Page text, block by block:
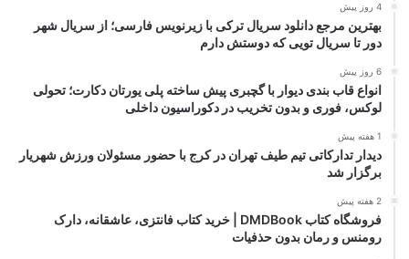
4 روز پیش
بهترین مرجع دانلود سریال ترکی با زیرنویس فارسی؛ از سریال شهر
دور تا سریال تویی که دوستش دارم
6 روز پیش
انواع قاب بندی دیوار با گچبری پیش ساخته پلی یورتان دکارت؛ تحولی
لوکس، فوری و بدون تخریب در دکوراسیون داخلی
1 هفته پیش
دیدار تدارکاتی تیم طیف تهران در کرج با حضور مسئولان ورزش شهریار
برگزار شد
2 هفته پیش
فروشگاه کتاب DMDBook | خرید کتاب فانتزی، عاشقانه، دارک
رومنس و رمان بدون حذفیات